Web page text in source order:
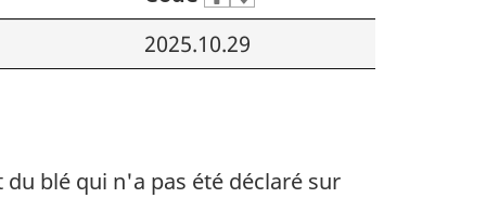
2025.10.29
du blé qui n'a pas été déclaré sur